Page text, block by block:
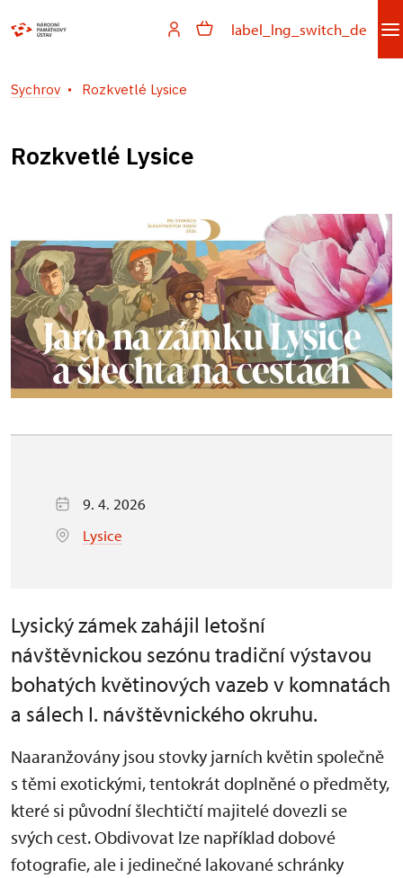
label_lng_switch_de
Sychrov Rozkvetlé Lysice
Rozkvetlé Lysice
9. 4. 2026
Lysice
Lysický zámek zahájil letošní
návštěvnickou sezónu tradiční výstavou
bohatých květinových vazeb v komnatách
a sálech I. návštěvnického okruhu.
Naaranžovány jsou stovky jarních květin společně
s těmi exotickými, tentokrát doplněné o předměty,
které si původní šlechtičtí majitelé dovezli se
svých cest. Obdivovat lze například dobové
fotografie, ale i jedinečné lakované schránky